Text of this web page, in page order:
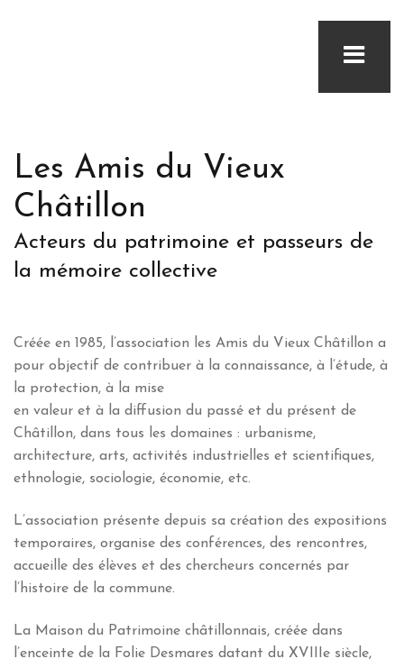
Les Amis du Vieux
Châtillon
Acteurs du patrimoine et passeurs de
la mémoire collective
Créée en 1985, l’association les Amis du Vieux Châtillon a
pour objectif de contribuer à la connaissance, à l’étude, à
la protection, à la mise
en valeur et à la diffusion du passé et du présent de
Châtillon, dans tous les domaines : urbanisme,
architecture, arts, activités industrielles et scientifiques,
ethnologie, sociologie, économie, etc.
L’association présente depuis sa création des expositions
temporaires, organise des conférences, des rencontres,
accueille des élèves et des chercheurs concernés par
l’histoire de la commune.
La Maison du Patrimoine châtillonnais, créée dans
l’enceinte de la Folie Desmares datant du XVIIIe siècle,